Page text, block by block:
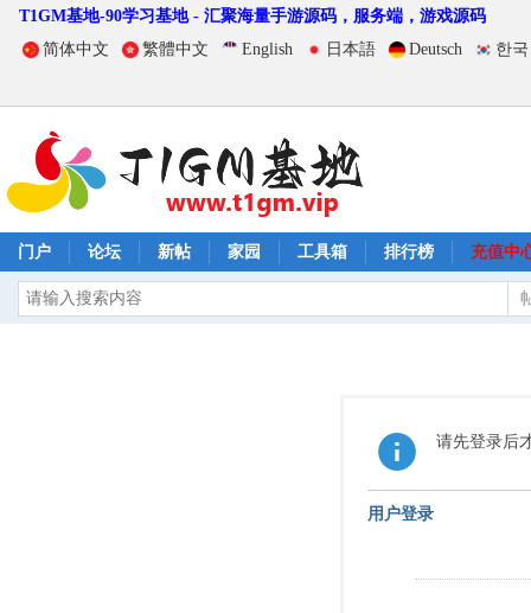
T1GM基地-90学习基地 - 汇聚海量手游源码，服务端，游戏源码
简体中文
繁體中文 English 日本語 Deutsch 한
门户 论坛 新帖 家园 工具箱 排行榜 充值中
请先登录后
用户登录